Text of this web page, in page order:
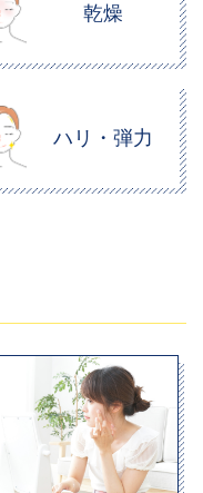
乾燥
ハリ・弾力